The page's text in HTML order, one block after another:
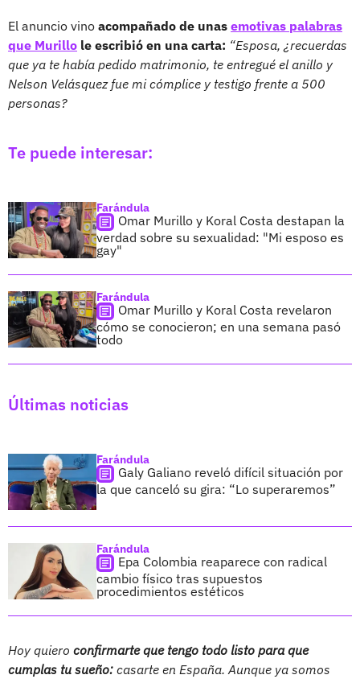
El anuncio vino acompañado de unas emotivas palabras
que Murillo le escribió en una carta: “Esposa, ¿recuerdas
que ya te había pedido matrimonio, te entregué el anillo y
Nelson Velásquez fue mi cómplice y testigo frente a 500
personas?
Te puede interesar:
Farándula
Omar Murillo y Koral Costa destapan la
verdad sobre su sexualidad: "Mi esposo es
gay"
Farándula
Omar Murillo y Koral Costa revelaron
cómo se conocieron; en una semana pasó
todo
Últimas noticias
Farándula
Galy Galiano reveló difícil situación por
la que canceló su gira: “Lo superaremos”
Farándula
Epa Colombia reaparece con radical
cambio físico tras supuestos
procedimientos estéticos
Hoy quiero confirmarte que tengo todo listo para que
cumplas tu sueño: casarte en España. Aunque ya somos